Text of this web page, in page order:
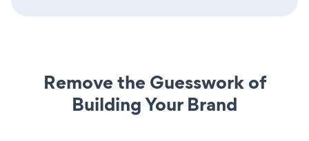
Remove the Guesswork of
Building Your Brand